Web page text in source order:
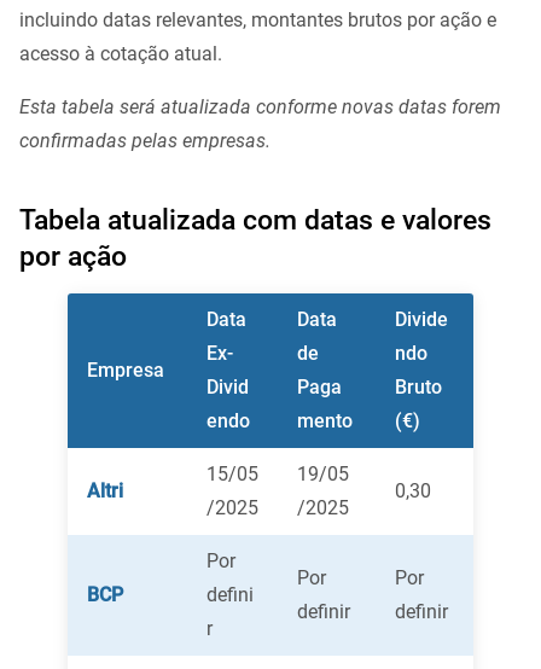
incluindo datas relevantes, montantes brutos por ação e
acesso à cotação atual.
Esta tabela será atualizada conforme novas datas forem
confirmadas pelas empresas.
Tabela atualizada com datas e valores
por ação
Empresa
Data
Ex-
Divid
endo
Data
de
Paga
mento
Divide
ndo
Bruto
(€)
Altri
15/05
/2025
19/05
/2025
0,30
BCP
Por
defini
r
Por
definir
Por
definir